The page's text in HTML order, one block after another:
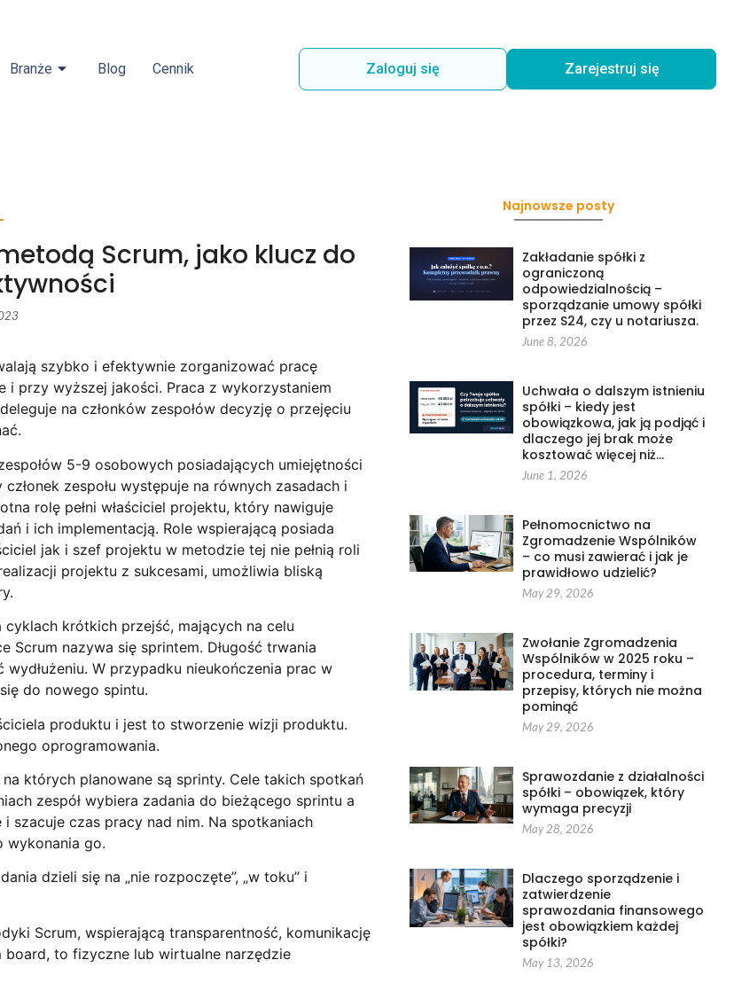
Branże Blog Cennik Zaloguj się Zarejestruj się
Scrum, jako klucz do
szybko i efektywnie zorganizować pracę
i przy wyższej jakości. Praca z wykorzystaniem
na członków zespołów decyzję o przejęciu
5-9 osobowych posiadających umiejętności
zespołu występuje na równych zasadach i
rolę pełni właściciel projektu, który nawiguje
i ich implementacją. Role wspierającą posiada
jak i szef projektu w metodzie tej nie pełnią roli
projektu z sukcesami, umożliwia bliską
krótkich przejść, mających na celu
nazywa się sprintem. Długość trwania
W przypadku nieukończenia prac w
do nowego spintu.
produktu i jest to stworzenie wizji produktu.
oprogramowania.
których planowane są sprinty. Cele takich spotkań
zespół wybiera zadania do bieżącego sprintu a
szacuje czas pracy nad nim. Na spotkaniach
wykonania go.
dzieli się na „nie rozpoczęte”, „w toku” i
Scrum, wspierającą transparentność, komunikację
board, to fizyczne lub wirtualne narzędzie
Najnowsze posty
Zakładanie spółki z
ograniczoną
odpowiedzialnością –
sporządzanie umowy spółki
przez S24, czy u notariusza.
June 8, 2026
Uchwała o dalszym istnieniu
spółki – kiedy jest
obowiązkowa, jak ją podjąć i
dlaczego jej brak może
kosztować więcej niż…
June 1, 2026
Pełnomocnictwo na
Zgromadzenie Wspólników
– co musi zawierać i jak je
prawidłowo udzielić?
May 29, 2026
Zwołanie Zgromadzenia
Wspólników w 2025 roku –
procedura, terminy i
przepisy, których nie można
pominąć
May 29, 2026
Sprawozdanie z działalności
spółki – obowiązek, który
wymaga precyzji
May 28, 2026
Dlaczego sporządzenie i
zatwierdzenie
sprawozdania finansowego
jest obowiązkiem każdej
spółki?
May 13, 2026